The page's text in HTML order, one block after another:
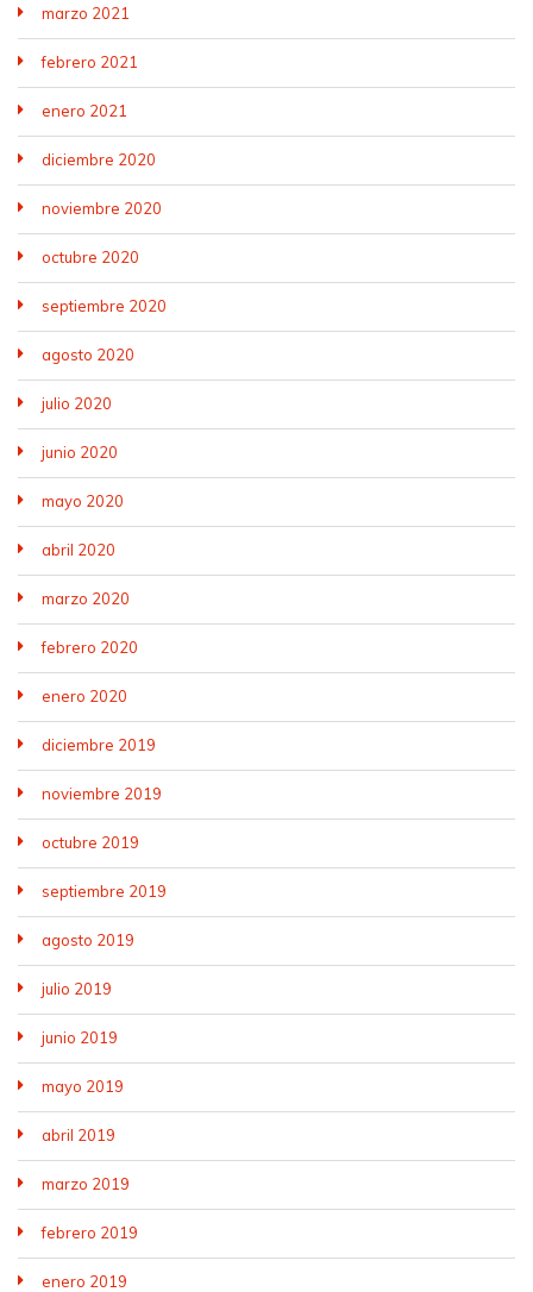
marzo 2021
febrero 2021
enero 2021
diciembre 2020
noviembre 2020
octubre 2020
septiembre 2020
agosto 2020
julio 2020
junio 2020
mayo 2020
abril 2020
marzo 2020
febrero 2020
enero 2020
diciembre 2019
noviembre 2019
octubre 2019
septiembre 2019
agosto 2019
julio 2019
junio 2019
mayo 2019
abril 2019
marzo 2019
febrero 2019
enero 2019